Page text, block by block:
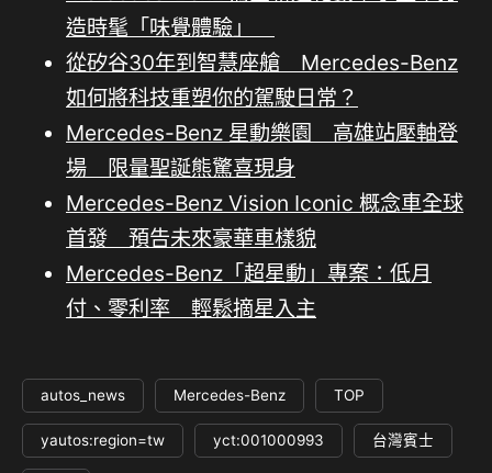
造時髦「味覺體驗」
從矽谷30年到智慧座艙 Mercedes-Benz
如何將科技重塑你的駕駛日常？
Mercedes-Benz 星動樂園 高雄站壓軸登
場 限量聖誕熊驚喜現身
Mercedes-Benz Vision Iconic 概念車全球
首發 預告未來豪華車樣貌
Mercedes-Benz「超星動」專案：低月
付、零利率 輕鬆摘星入主
autos_news Mercedes-Benz TOP
yautos:region=tw yct:001000993 台灣賓士